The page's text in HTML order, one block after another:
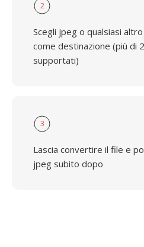
2
Scegli jpeg o qualsiasi
come destinazione (più di
supportati)
3
Lascia convertire il file e
jpeg subito dopo